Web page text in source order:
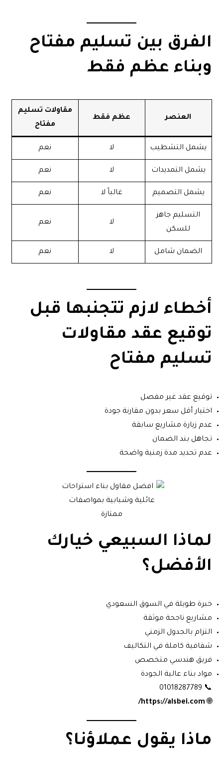
الفرق بين تسليم مفتاح
وبناء عظم فقط
العنصر عظم فقط
مقاولات تسليم
مفتاح
يشمل التشطيب لا نعم
يشمل التمديدات لا نعم
يشمل التصميم غالباً لا نعم
التسليم جاهز
للسكن
لا نعم
الضمان شامل لا نعم
أخطاء لازم تتجنبها قبل
توقيع عقد مقاولات
تسليم مفتاح
توقيع عقد غير مفصل
اختيار أقل سعر بدون مقارنة جودة
عدم زيارة مشاريع سابقة
تجاهل بند الضمان
عدم تحديد مدة زمنية واضحة
لماذا السبيعي خيارك
الأفضل؟
خبرة طويلة في السوق السعودي
مشاريع ناجحة موثقة
التزام بالجدول الزمني
شفافية كاملة في التكاليف
فريق هندسي متخصص
مواد بناء عالية الجودة
📞 01018287789
🌐
https://alsbei.com/
ماذا يقول عملاؤنا؟